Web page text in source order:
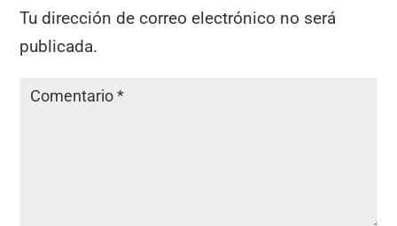
Tu dirección de correo electrónico no será
publicada.